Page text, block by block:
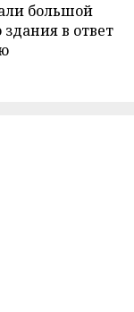
большой
в ответ